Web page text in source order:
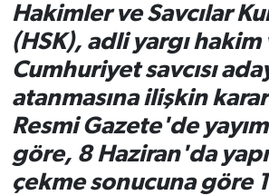
Hakimler ve Savcılar
(HSK), adli yargı hakim
Cumhuriyet savcısı
atanmasına ilişkin
Resmi Gazete'de
göre, 8 Haziran'da
çekme sonucuna göre